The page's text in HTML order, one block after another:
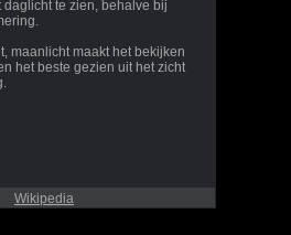
te zien, behalve bij
maanlicht maakt het bekijken
het beste gezien uit het zicht
Wikipedia